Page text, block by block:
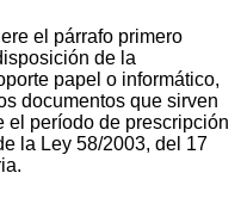
el párrafo primero
de la
papel o informático,
documentos que sirven
el período de prescripción
la Ley 58/2003, del 17